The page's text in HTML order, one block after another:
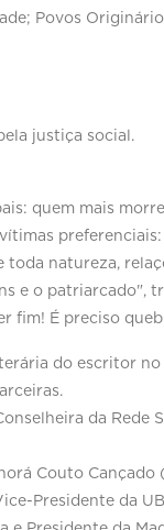
Povos
justiça social.
quem mais
toda natureza,
e o patriarcado",
fim! É preciso
do escritor
da Rede
Couto Cançado
Presidente da